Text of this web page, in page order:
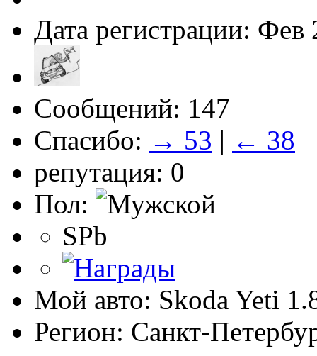
Дата регистрации: Фев
Сообщений: 147
Спасибо: → 53 | ← 38
репутация: 0
Пол:
SPb
Мой авто: Skoda Yeti
Регион: Санкт-